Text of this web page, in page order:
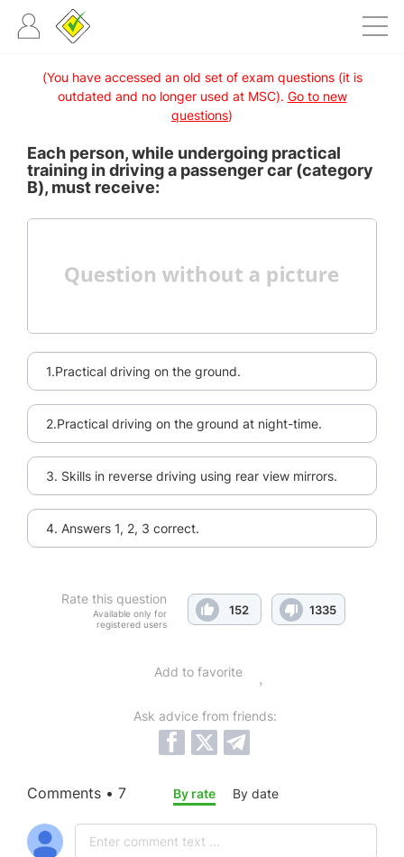
(You have accessed an old set of exam questions (it is
outdated and no longer used at MSC). Go to new
questions)
Each person, while undergoing practical
training in driving a passenger car (category
B), must receive:
1.Practical driving on the ground.
2.Practical driving on the ground at night-time.
3. Skills in reverse driving using rear view mirrors.
4. Answers 1, 2, 3 correct.
Rate this question
Available only for
registered users
152 1335
Add to favorite
Ask advice from friends:
Comments • 7 By rate By date